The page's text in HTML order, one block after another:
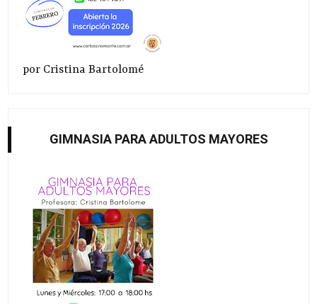
por Cristina Bartolomé
GIMNASIA PARA ADULTOS MAYORES